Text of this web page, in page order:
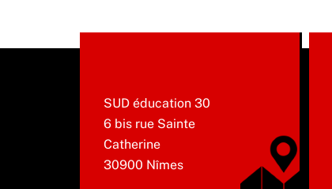
SUD éducation 30
6 bis rue Sainte
Catherine
30900 Nîmes